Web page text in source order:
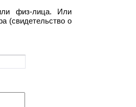
физ-лица. Или
(свидетельство о